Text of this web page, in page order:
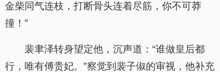
金柴同气连枝，打断骨头连着尽筋，你不可莽
撞！”
裴聿泽转身望定他，沉声道：“谁做皇后都
行，唯有傅贵妃。”察觉到裴子俶的审视，他补充